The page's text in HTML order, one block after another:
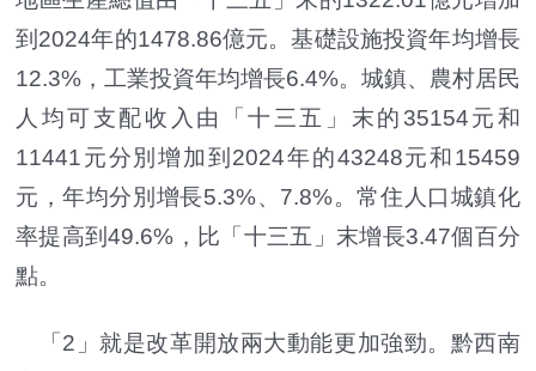
到2024年的1478.86億元。基礎設施投資年均增長
12.3%，工業投資年均增長6.4%。城鎮、農村居民
人均可支配收入由「十三五」末的35154元和
11441元分別增加到2024年的43248元和15459
元，年均分別增長5.3%、7.8%。常住人口城鎮化
率提高到49.6%，比「十三五」末增長3.47個百分
點。
「2」就是改革開放兩大動能更加強勁。黔西南